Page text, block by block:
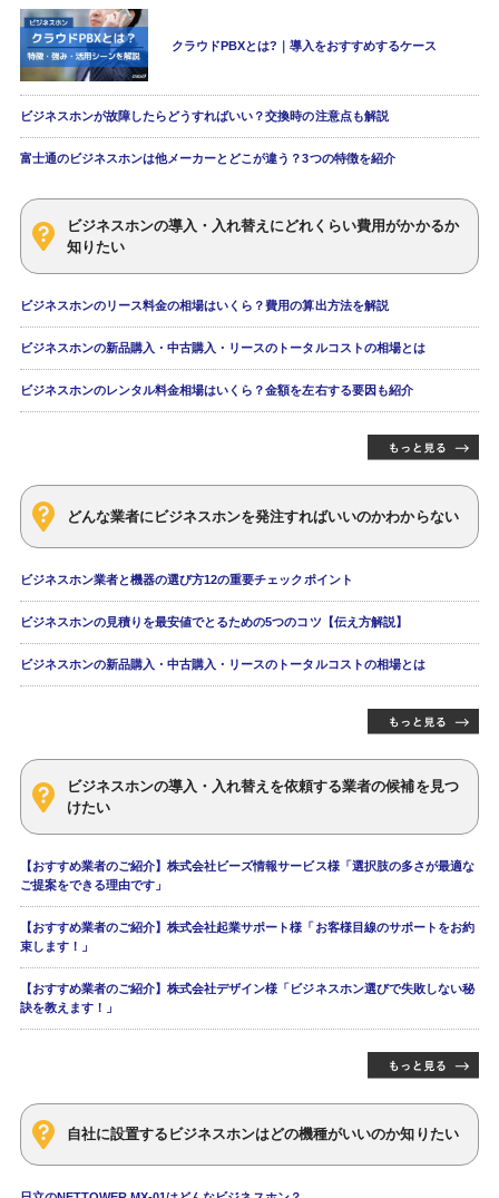
クラウドPBXとは?｜導入をおすすめするケース
ビジネスホンが故障したらどうすればいい？交換時の注意点も解説
富士通のビジネスホンは他メーカーとどこが違う？3つの特徴を紹介
ビジネスホンの導入・入れ替えにどれくらい費用がかかるか
知りたい
ビジネスホンのリース料金の相場はいくら？費用の算出方法を解説
ビジネスホンの新品購入・中古購入・リースのトータルコストの相場とは
ビジネスホンのレンタル料金相場はいくら？金額を左右する要因も紹介
どんな業者にビジネスホンを発注すればいいのかわからない
ビジネスホン業者と機器の選び方12の重要チェックポイント
ビジネスホンの見積りを最安値でとるための5つのコツ【伝え方解説】
ビジネスホンの新品購入・中古購入・リースのトータルコストの相場とは
ビジネスホンの導入・入れ替えを依頼する業者の候補を見つ
けたい
【おすすめ業者のご紹介】株式会社ビーズ情報サービス様「選択肢の多さが最適な
ご提案をできる理由です」
【おすすめ業者のご紹介】株式会社起業サポート様「お客様目線のサポートをお約
束します！」
【おすすめ業者のご紹介】株式会社デザイン様「ビジネスホン選びで失敗しない秘
訣を教えます！」
自社に設置するビジネスホンはどの機種がいいのか知りたい